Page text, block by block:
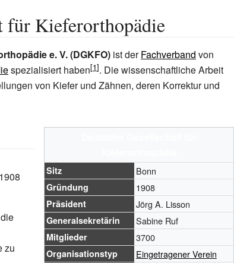
für Kieferorthopädie
e. V. (DGKFO) ist derFachverband von
spezialisiert haben
. Die wissenschaftliche Arbeit
von Kiefer und Zähnen, deren Korrektur und
Sitz Bonn
Gründung 1908
Präsident Jörg A. Lisson
Generalsekretärin Sabine Ruf
Mitglieder 3700
Organisationstyp Eingetragener Verein
zu